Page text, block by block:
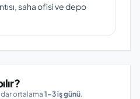
saha ofisi ve depo
ortalama 1–3 iş günü.